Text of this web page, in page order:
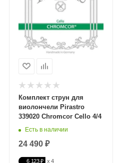
Комплект струн для
виолончели Pirastro
339020 Chromcor Cello 4/4
Есть в наличии
24 490 ₽
6 123 ₽